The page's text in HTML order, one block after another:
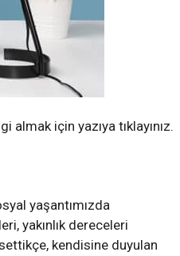
almak için yazıya tıklayınız.
yaşantımızda
yakınlık dereceleri
kendisine duyulan